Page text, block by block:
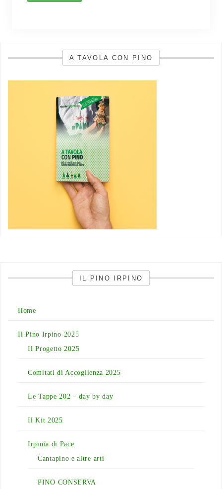
A TAVOLA CON PINO
IL PINO IRPINO
Home
Il Pino Irpino 2025
Il Progetto 2025
Comitati di Accoglienza 2025
Le Tappe 202 – day by day
Il Kit 2025
Irpinia di Pace
Cantapino e altre arti
PINO CONSERVA